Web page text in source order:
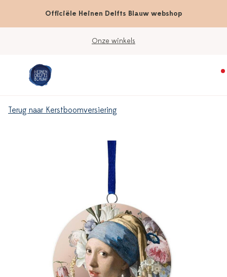
Officiële Heinen Delfts Blauw webshop
Onze winkels
Terug naar Kerstboomversiering